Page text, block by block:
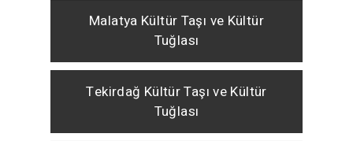
Malatya Kültür Taşı ve Kültür
Tuğlası
Tekirdağ Kültür Taşı ve Kültür
Tuğlası